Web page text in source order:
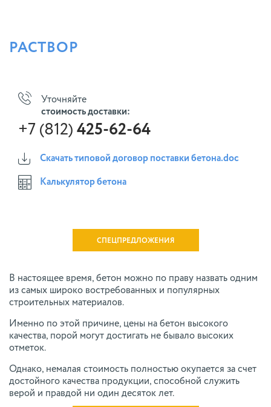
РАСТВОР
Уточняйте
стоимость доставки:
+7 (812) 425-62-64
Скачать типовой договор поставки бетона.doc
Калькулятор бетона
СПЕЦПРЕДЛОЖЕНИЯ
В настоящее время, бетон можно по праву назвать одним
из самых широко востребованных и популярных
строительных материалов.
Именно по этой причине, цены на бетон высокого
качества, порой могут достигать не бывало высоких
отметок.
Однако, немалая стоимость полностью окупается за счет
достойного качества продукции, способной служить
верой и правдой ни один десяток лет.